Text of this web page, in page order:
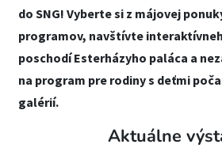
do SNG! Vyberte si z májovej
programov, navštívte
poschodí Esterházyho paláca a
na program pre rodiny s deťmi
galérií.
Aktuálne